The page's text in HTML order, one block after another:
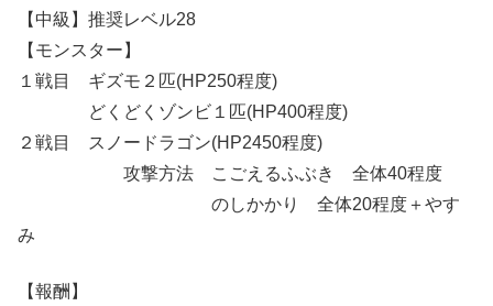
【中級】推奨レベル28
【モンスター】
１戦目 ギズモ２匹(HP250程度)
どくどくゾンビ１匹(HP400程度)
２戦目 スノードラゴン(HP2450程度)
攻撃方法 こごえるふぶき 全体40程度
のしかかり 全体20程度＋やす
み
【報酬】